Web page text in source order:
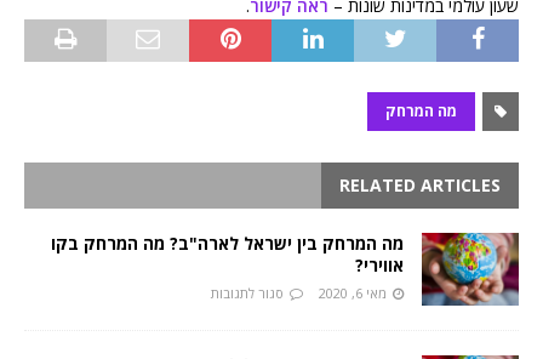
שעון עולמי במדינות שונות – ראה קישור.
מה המרחק
RELATED ARTICLES
מה המרחק בין ישראל לארה"ב? מה המרחק בקו
אווירי?
מאי 6, 2020 סגור לתגובות